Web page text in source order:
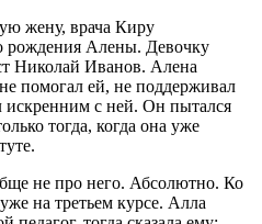
жену, врача Киру
рождения Алены. Девочку
Николай Иванов. Алена
помогал ей, не поддерживал
с ней. Он пытался
тогда, когда она уже
не про него. Абсолютно. Ко
на третьем курсе. Алла